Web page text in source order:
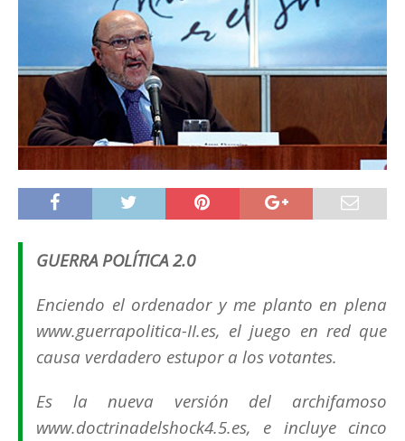
GUERRA POLÍTICA 2.0
Enciendo el ordenador y me planto en plena
www.guerrapolitica-II.es, el juego en red que
causa verdadero estupor a los votantes.
Es la nueva versión del archifamoso
www.doctrinadelshock4.5.es, e incluye cinco